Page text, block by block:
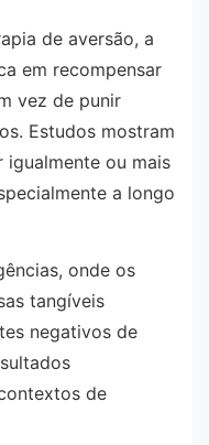
de aversão, a
em recompensar
vez de punir
Estudos mostram
igualmente ou mais
a longo
onde os
tangíveis
negativos de
de